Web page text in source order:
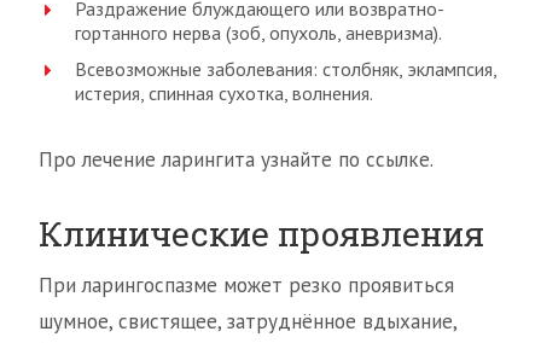
Раздражение блуждающего или возвратно-
гортанного нерва (зоб, опухоль, аневризма).
Всевозможные заболевания: столбняк, эклампсия,
истерия, спинная сухотка, волнения.
Про лечение ларингита узнайте по ссылке.
Клинические проявления
При ларингоспазме может резко проявиться
шумное, свистящее, затруднённое вдыхание,